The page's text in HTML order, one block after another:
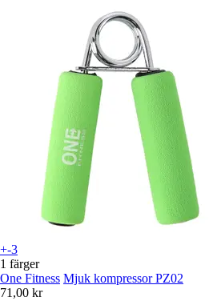
+-3
1 färger
One Fitness Mjuk kompressor PZ02
71,00 kr